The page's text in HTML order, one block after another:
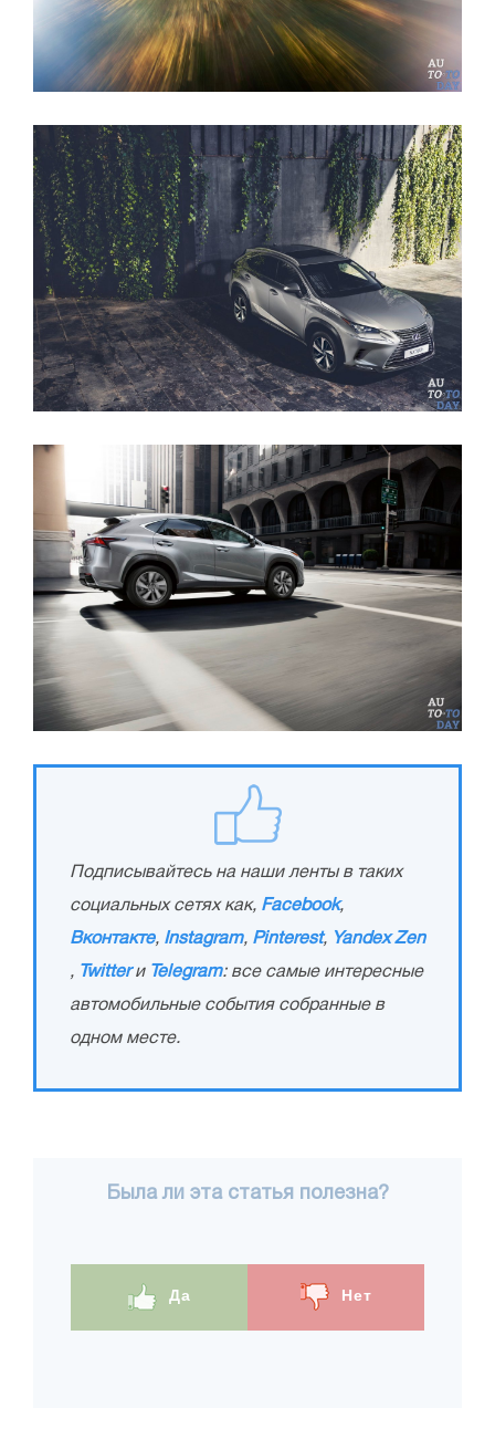
Подписывайтесь на наши ленты в таких
социальных сетях как, Facebook,
Вконтакте, Instagram, Pinterest, Yandex Zen
, Twitterи Telegram: все самые интересные
автомобильные события собранные в
одном месте.
Была ли эта статья полезна?
Да Нет